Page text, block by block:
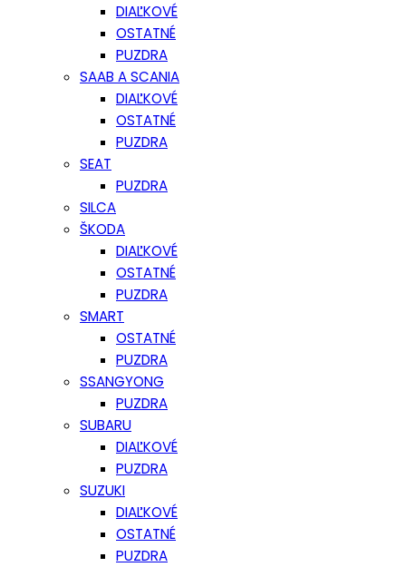
DIAĽKOVÉ
OSTATNÉ
PUZDRA
SAAB A SCANIA
DIAĽKOVÉ
OSTATNÉ
PUZDRA
SEAT
PUZDRA
SILCA
ŠKODA
DIAĽKOVÉ
OSTATNÉ
PUZDRA
SMART
OSTATNÉ
PUZDRA
SSANGYONG
PUZDRA
SUBARU
DIAĽKOVÉ
PUZDRA
SUZUKI
DIAĽKOVÉ
OSTATNÉ
PUZDRA